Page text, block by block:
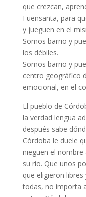
que crezcan,
Fuensanta, para
y jueguen en el
Somos barrio y
los débiles.
Somos barrio y
centro geográfico
emocional, en el
El pueblo de
la verdad lengua
después sabe
Córdoba le duele
nieguen el
su río. Que unos
que eligieron
todas, no importa